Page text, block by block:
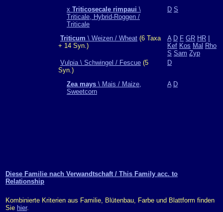
x Triticosecale rimpaui \
Triticale, Hybrid-Roggen /
Triticale
D S
Triticum \ Weizen / Wheat (6 Taxa
+ 14 Syn.)
A D F GR HR
Kef Kos Mal Rho
S Sam Zyp
Vulpia \ Schwingel / Fescue (5
Syn.)
D
Zea mays \ Mais / Maize,
Sweetcorn
A D
Diese Familie nach Verwandtschaft / This Family acc. to
Relationship
Kombinierte Kriterien aus Familie, Blütenbau, Farbe und Blattform finden
Sie hier.